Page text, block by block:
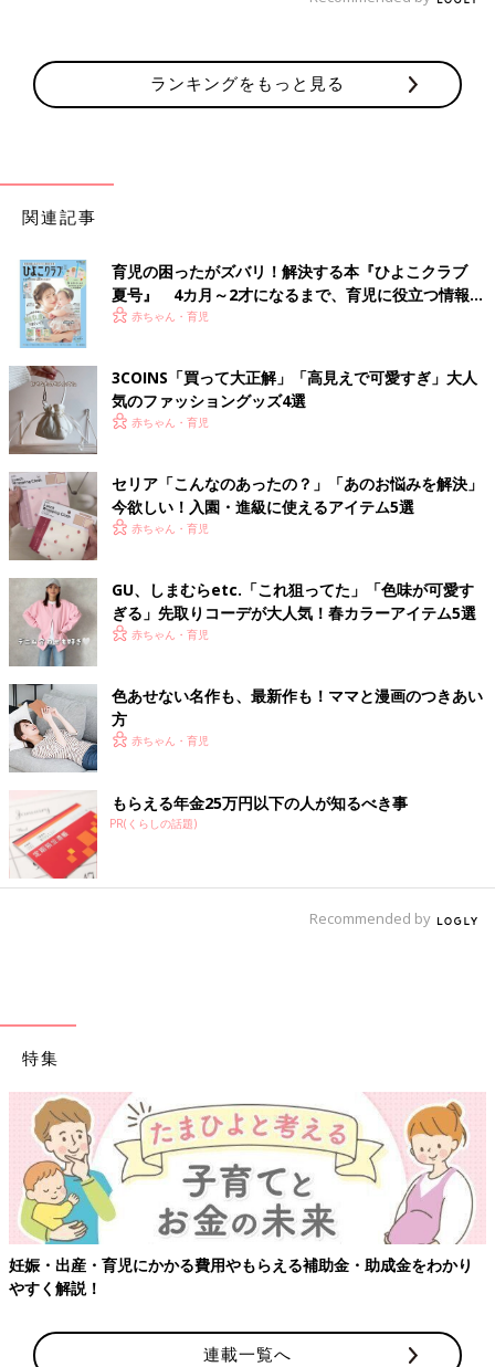
ランキングをもっと見る
関連記事
育児の困ったがズバリ！解決する本『ひよこクラブ
夏号』 4カ月～2才になるまで、育児に役立つ情報が
いっぱい！
赤ちゃん・育児
3COINS「買って大正解」「高見えで可愛すぎ」大人
気のファッショングッズ4選
赤ちゃん・育児
セリア「こんなのあったの？」「あのお悩みを解決」
今欲しい！入園・進級に使えるアイテム5選
赤ちゃん・育児
GU、しまむらetc.「これ狙ってた」「色味が可愛す
ぎる」先取りコーデが大人気！春カラーアイテム5選
赤ちゃん・育児
色あせない名作も、最新作も！ママと漫画のつきあい
方
赤ちゃん・育児
もらえる年金25万円以下の人が知るべき事
PR(くらしの話題)
Recommended by
特集
娠・出産・育児にかかる費用やもらえる補助金・助成金をわかり
すく解説！
連載一覧へ